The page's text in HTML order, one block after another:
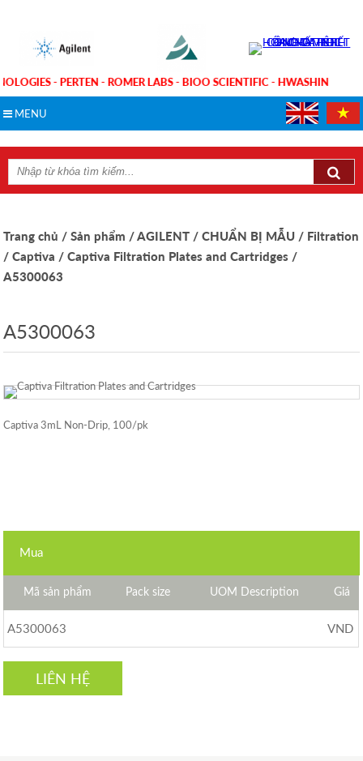
- PERTEN - ROMER LABS - BIOO SCIENTIFIC - HWASHIN
MENU
Trang chủ / Sản phẩm / AGILENT / CHUẨN BỊ MẪU / Filtration
/ Captiva / Captiva Filtration Plates and Cartridges /
A5300063
A5300063
Captiva 3mL Non-Drip, 100/pk
Mua
Mã sản phẩm Pack size UOM Description Giá
A5300063 VND
LIÊN HỆ